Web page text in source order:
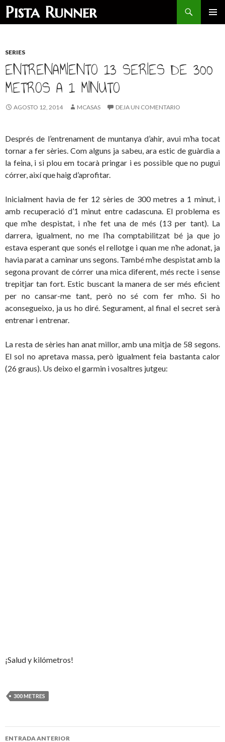
Pista Runner
Buscar
SALTAR
SERIES
ENTRENAMIENTO 13 SERIES DE 300
METROS A 1 MINUTO
AGOSTO 12, 2014 MCASAS DEJA UN COMENTARIO
Després de l’entrenament de muntanya d’ahir, avui m’ha tocat
tornar a fer sèries. Com alguns ja sabeu, ara estic de guàrdia a
la feina, i si plou em tocarà pringar i es possible que no pugui
córrer, així que haig d’aprofitar.
Inicialment havia de fer 12 sèries de 300 metres a 1 minut, i
amb recuperació d’1 minut entre cadascuna. El problema es
que m’he despistat, i n’he fet una de més (13 per tant). La
darrera, igualment, no me l’ha comptabilitzat bé ja que jo
estava esperant que sonés el rellotge i quan me n’he adonat, ja
havia parat a caminar uns segons. També m’he despistat amb la
segona provant de córrer una mica diferent, més recte i sense
trepitjar tan fort. Estic buscant la manera de ser més eficient
per no cansar-me tant, però no sé com fer m’ho. Si ho
aconsegueixo, ja us ho diré. Segurament, al final el secret serà
entrenar i entrenar.
La resta de sèries han anat millor, amb una mitja de 58 segons.
El sol no apretava massa, però igualment feia bastanta calor
(26 graus). Us deixo el garmin i vosaltres jutgeu:
¡Salud y kilómetros!
300 METRES
Navegación
ENTRADA ANTERIOR